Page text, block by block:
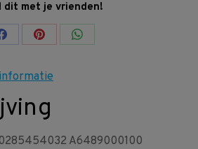
dit met je vrienden!
Share
Facebook
Share
Pinterest
Share
A6489000100